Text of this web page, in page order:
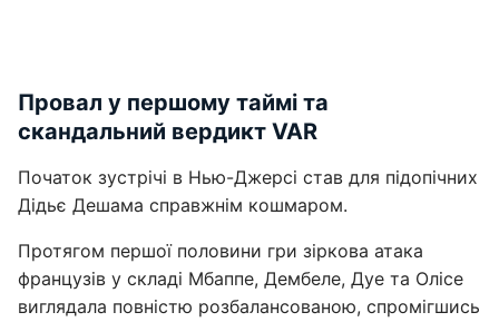
Провал у першому таймі та
скандальний вердикт VAR
Початок зустрічі в Нью-Джерсі став для підопічних
Дідьє Дешама справжнім кошмаром.
Протягом першої половини гри зіркова атака
французів у складі Мбаппе, Дембеле, Дуе та Олісе
виглядала повністю розбалансованою, спромігшись